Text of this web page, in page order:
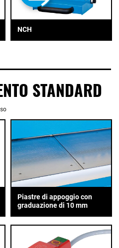
NCH
STANDARD
Piastre di appoggio con
graduazione di 10 mm